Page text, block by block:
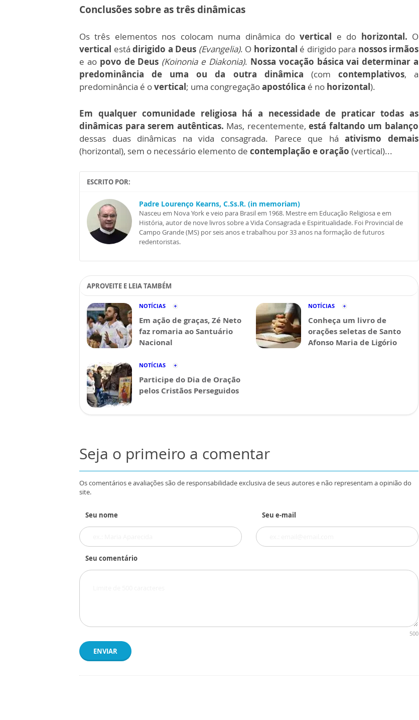
Conclusões sobre as três dinâmicas
Os três elementos nos colocam numa dinâmica dovertical e do horizontal. O
vertical está dirigido a Deus (Evangelia). O horizontal é dirigido para nossos irmãos
e ao povo de Deus (Koinonia e Diakonia). Nossa vocação básica vai determinar a
predominância de uma ou da outra dinâmica (com contemplativos, a
predominância é overtical; uma congregaçãoapostólica é no horizontal).
Em qualquer comunidade religiosa há a necessidade de praticar todas as
dinâmicas para serem autênticas. Mas, recentemente,está faltando um balanço
dessas duas dinâmicas na vida consagrada. Parece que háativismo demais
(horizontal), sem o necessário elemento de contemplação e oração (vertical)...
ESCRITO POR:
Padre Lourenço Kearns, C.Ss.R. (in memoriam)
Nasceu em Nova York e veio para Brasil em 1968. Mestre em Educação Religiosa e em
História, autor de nove livros sobre a Vida Consagrada e Espiritualidade. Foi Provincial de
Campo Grande (MS) por seis anos e trabalhou por 33 anos na formação de futuros
redentoristas.
APROVEITE E LEIA TAMBÉM
NOTÍCIAS
Em ação de graças, Zé Neto
faz romaria ao Santuário
Nacional
NOTÍCIAS
Conheça um livro de
orações seletas de Santo
Afonso Maria de Ligório
NOTÍCIAS
Participe do Dia de Oração
pelos Cristãos Perseguidos
Seja o primeiro a comentar
Os comentários e avaliações são de responsabilidade exclusiva de seus autores e não representam a opinião do
site.
Seu nome Seu e-mail
Seu comentário
500
ENVIAR